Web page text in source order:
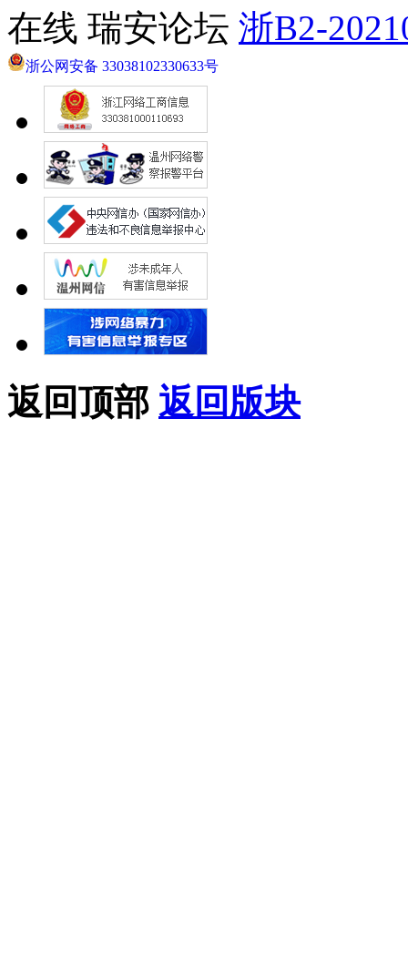
在线 瑞安论坛 浙B2-
浙公网安备 33038102330633号
返回顶部 返回版块